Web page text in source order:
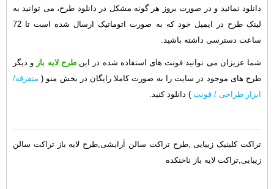
دانلود نمائید و در صورت بروز هر گونه مشکل در دانلود طرح، می توانید به
لینک طرح در ایمیل خود که به صورت اتوماتیک ارسال شده است تا 72
ساعت دسترسی داشته باشید.
شما عزیزان می توانید فونت های استفاده شده در اینطرح لایه باز و دیگر
طرح های موجود در سایت را به صورت کاملا رایگان در بخش منو ( متفرقه/
ابزار طراحی / فونت ) دانلود کنید.
تراکت کلینیک زیبایی ,طرح تراکت سالن آرایشی,طرح لایه باز تراکت سالن
زیبایی,تراکت لایه باز ناخنکده